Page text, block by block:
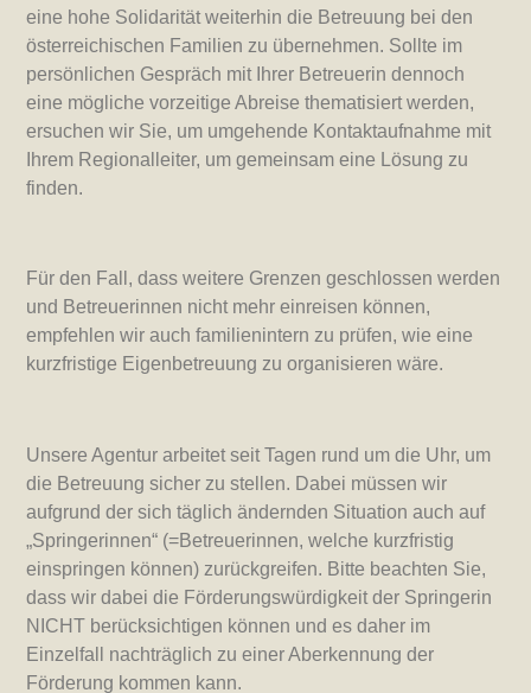
eine hohe Solidarität weiterhin die Betreuung bei den
österreichischen Familien zu übernehmen. Sollte im
persönlichen Gespräch mit Ihrer Betreuerin dennoch
eine mögliche vorzeitige Abreise thematisiert werden,
ersuchen wir Sie, um umgehende Kontaktaufnahme mit
Ihrem Regionalleiter, um gemeinsam eine Lösung zu
finden.
Für den Fall, dass weitere Grenzen geschlossen werden
und Betreuerinnen nicht mehr einreisen können,
empfehlen wir auch familienintern zu prüfen, wie eine
kurzfristige Eigenbetreuung zu organisieren wäre.
Unsere Agentur arbeitet seit Tagen rund um die Uhr, um
die Betreuung sicher zu stellen. Dabei müssen wir
aufgrund der sich täglich ändernden Situation auch auf
„Springerinnen“ (=Betreuerinnen, welche kurzfristig
einspringen können) zurückgreifen. Bitte beachten Sie,
dass wir dabei die Förderungswürdigkeit der Springerin
NICHT berücksichtigen können und es daher im
Einzelfall nachträglich zu einer Aberkennung der
Förderung kommen kann.